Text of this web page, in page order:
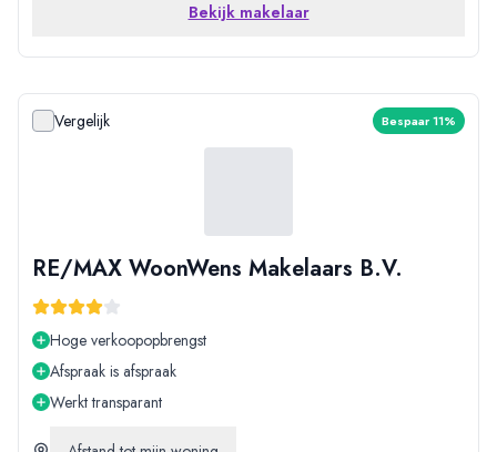
Bekijk makelaar
Vergelijk Bespaar 11%
RE/MAX WoonWens Makelaars B.V.
Hoge verkoopopbrengst
Afspraak is afspraak
Werkt transparant